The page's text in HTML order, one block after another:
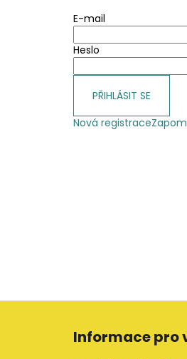
E-mail
Heslo
PŘIHLÁSIT SE
Nová registrace
Informace pro